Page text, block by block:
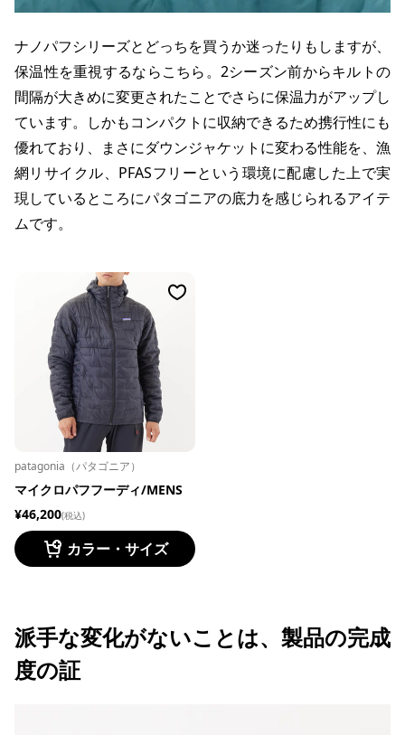
ナノパフシリーズとどっちを買うか迷ったりもしますが、
保温性を重視するならこちら。2シーズン前からキルトの
間隔が大きめに変更されたことでさらに保温力がアップし
ています。しかもコンパクトに収納できるため携行性にも
優れており、まさにダウンジャケットに変わる性能を、漁
網リサイクル、PFASフリーという環境に配慮した上で実
現しているところにパタゴニアの底力を感じられるアイテ
ムです。
patagonia（パタゴニア）
マイクロパフフーディ/MENS
¥46,200(税込)
カラー・サイズ
派手な変化がないことは、製品の完成
度の証